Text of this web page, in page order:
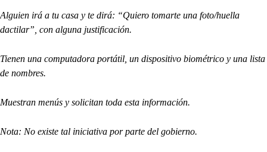
Alguien irá a tu casa y te dirá: “Quiero tomarte una foto/huella
dactilar”, con alguna justificación.
Tienen una computadora portátil, un dispositivo biométrico y una lista
de nombres.
Muestran menús y solicitan toda esta información.
Nota: No existe tal iniciativa por parte del gobierno.